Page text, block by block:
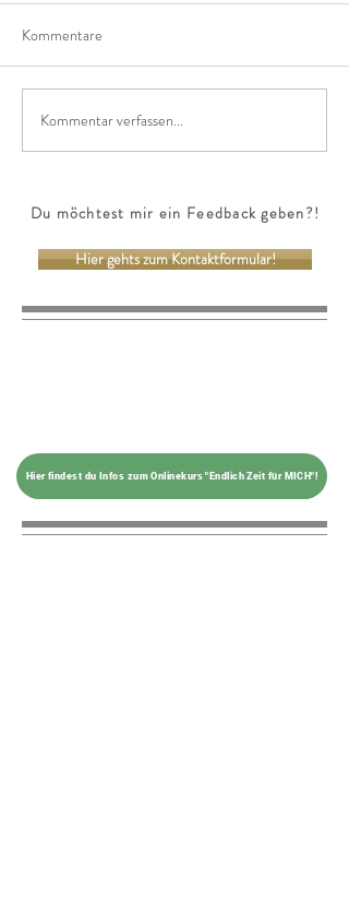
Warum ist in den
Wechseljahren die 100%ige
Entgiftungsorgane extrem
Kommentare
Kommentar verfassen...
Du möchtest mir ein Feedback geben?!
Hier gehts zum Kontaktformular!
Hier findest du Infos zum Onlinekurs "Endlich Zeit für MICH"!